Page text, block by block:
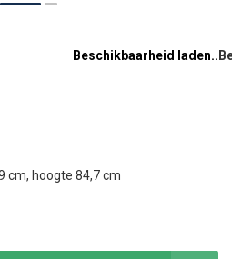
Beschikbaarheid laden..
cm, hoogte 84,7 cm